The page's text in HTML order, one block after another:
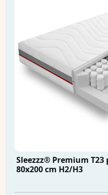
Sleezzz® Premium
80x200 cm H2/H3